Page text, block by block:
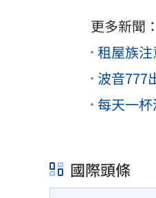
更多新聞：
租屋族
波音777
每天一
國際頭條